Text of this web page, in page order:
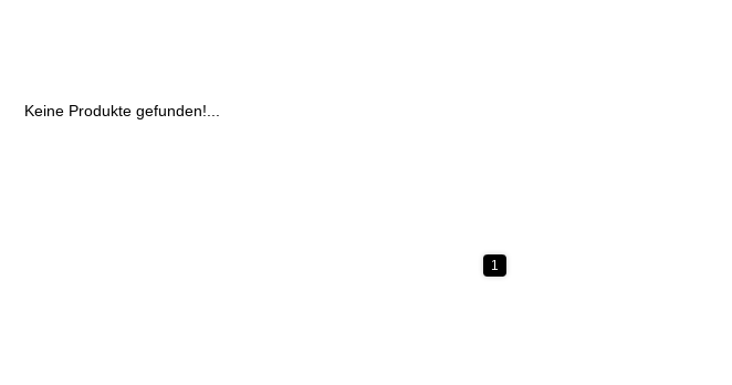
Keine Produkte gefunden!...
1